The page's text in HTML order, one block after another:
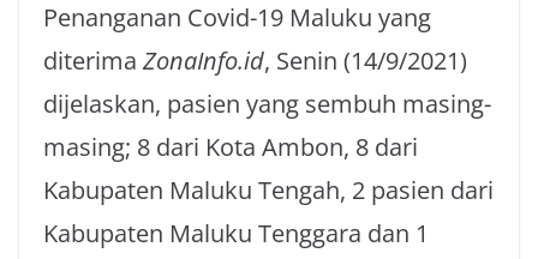
Penanganan Covid-19 Maluku yang
diterima ZonaInfo.id, Senin (14/9/2021)
dijelaskan, pasien yang sembuh masing-
masing; 8 dari Kota Ambon, 8 dari
Kabupaten Maluku Tengah, 2 pasien dari
Kabupaten Maluku Tenggara dan 1